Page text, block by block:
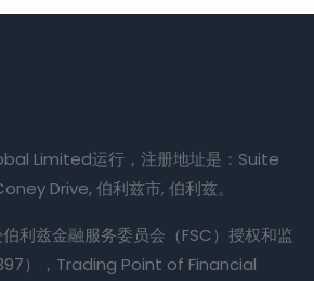
Limited运行，注册地址是：Suite
Drive, 伯利兹市, 伯利兹。
利兹金融服务委员会（FSC）授权和监
），Trading Point of Financial